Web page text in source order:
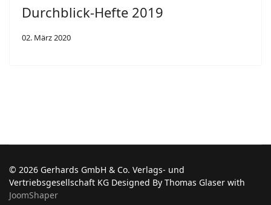
Durchblick-Hefte 2019
02. März 2020
© 2026 Gerhards GmbH & Co. Verlags- und
Vertriebsgesellschaft KG Designed By Thomas Glaser with
JoomShaper